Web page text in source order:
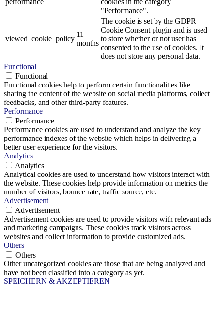
"Performance".
viewed_cookie_policy
11
months
The cookie is set by the GDPR
Cookie Consent plugin and is used
to store whether or not user has
consented to the use of cookies. It
does not store any personal data.
Functional
Functional
Functional cookies help to perform certain functionalities like
sharing the content of the website on social media platforms, collect
feedbacks, and other third-party features.
Performance
Performance
Performance cookies are used to understand and analyze the key
performance indexes of the website which helps in delivering a
better user experience for the visitors.
Analytics
Analytics
Analytical cookies are used to understand how visitors interact with
the website. These cookies help provide information on metrics the
number of visitors, bounce rate, traffic source, etc.
Advertisement
Advertisement
Advertisement cookies are used to provide visitors with relevant ads
and marketing campaigns. These cookies track visitors across
websites and collect information to provide customized ads.
Others
Others
Other uncategorized cookies are those that are being analyzed and
have not been classified into a category as yet.
SPEICHERN & AKZEPTIEREN